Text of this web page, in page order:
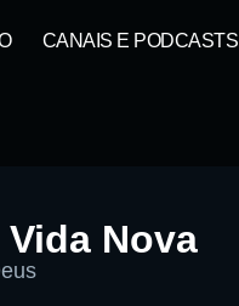
CANAIS E PODCASTS
Nova